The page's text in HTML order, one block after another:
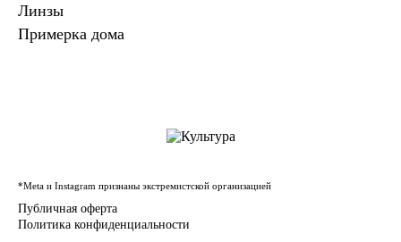
Линзы
Примерка дома
*Meta и Instagram признаны экстремистской организацией
Публичная оферта
Политика конфиденциальности